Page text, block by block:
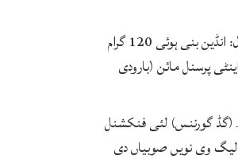
ظفروال: انڈین بنی ہوئی 120 گرام
پرسنل مائن (بارودی
(گڈ گورننس) لئی فنکشنل
وی نویں صوبیاں دی